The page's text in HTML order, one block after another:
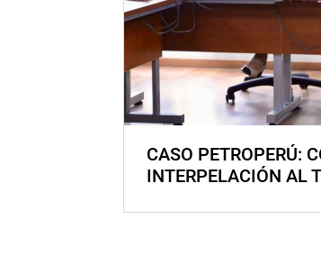
CASO PETROPERÚ:
INTERPELACIÓN AL